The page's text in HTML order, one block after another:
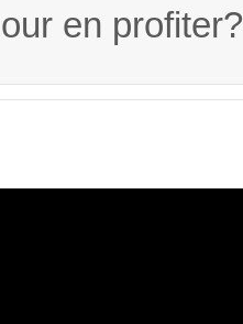
en profiter?